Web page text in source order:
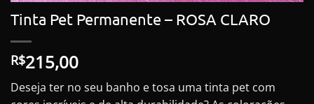
Tinta Pet Permanente – ROSA CLARO
R$215,00
Deseja ter no seu banho e tosa uma tinta pet com